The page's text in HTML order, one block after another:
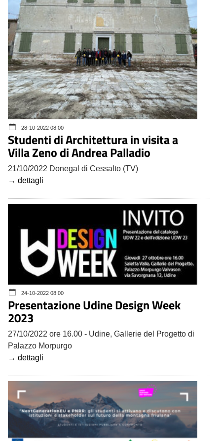
28-10-2022 08:00
Studenti di Architettura in visita a
Villa Zeno di Andrea Palladio
21/10/2022 Donegal di Cessalto (TV)
→ dettagli
24-10-2022 08:00
Presentazione Udine Design Week
2023
27/10/2022 ore 16.00 - Udine, Gallerie del Progetto di
Palazzo Morpurgo
→ dettagli